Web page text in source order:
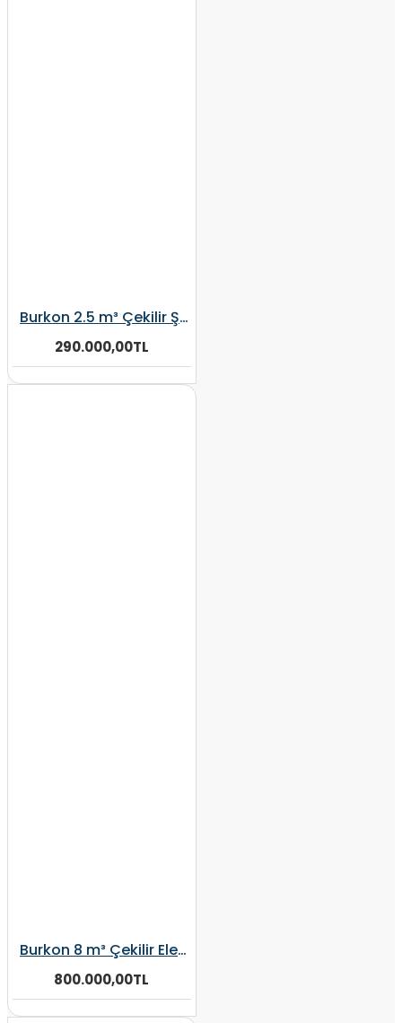
Burkon 2.5 m³ Çekilir Şaftlı, Elektrikli Dikey Yem Karma Makinesi
290.000,00TL
Burkon 8 m³ Çekilir Elektrikli Şaftlı Kepçeli Yem Karma Makinesi
800.000,00TL